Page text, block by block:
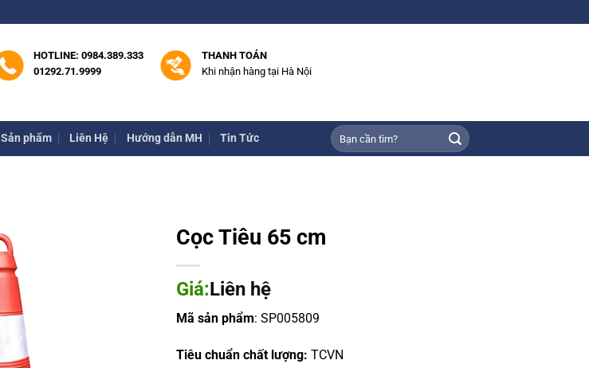
HOTLINE: 0984.389.333
01292.71.9999
THANH TOÁN
Khi nhận hàng tại Hà Nội
Sản phẩm Liên Hệ Hướng dẫn MH Tin Tức
Tìm
kiếm:
Cọc Tiêu 65 cm
Giá:Liên hệ
Mã sản phẩm: SP005809
Tiêu chuẩn chất lượng:TCVN